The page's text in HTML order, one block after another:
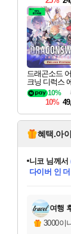
드래곤소드
크닝 디럭스
DragonSword
ning Deluxe
10%
10%
혜택.아
교환.
당첨되셨습
니코님께서
다이버 인
당첨되셨습
당첨되셨습
당첨되셨습
당첨되셨습
당첨되셨습
에디션 (스팀
당첨되셨습
여행
3000이